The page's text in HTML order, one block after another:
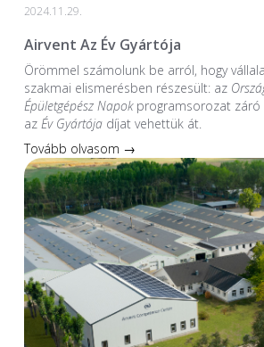
2024.11.29.
Airvent Az Év Gyártója
Örömmel számolunk be arról, hogy
szakmai elismerésben részesült: az
Épületgépész Napokprogramsorozat záró
az Év Gyártójadíjat vehettük át.
Tovább olvasom →